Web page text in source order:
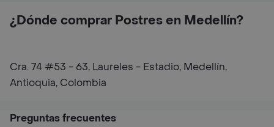
¿Dónde comprar Postres en Medellín?
Cra. 74 #53 - 63, Laureles - Estadio, Medellín,
Antioquia, Colombia
Preguntas frecuentes